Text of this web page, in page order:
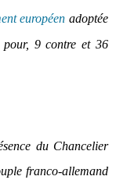
européen adoptée
9 contre et 36
du Chancelier
franco-allemand